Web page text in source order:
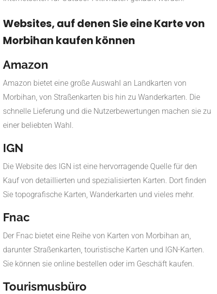
Websites, auf denen Sie eine Karte von
Morbihan kaufen können
Amazon
Amazon bietet eine große Auswahl an Landkarten von
Morbihan, von Straßenkarten bis hin zu Wanderkarten. Die
schnelle Lieferung und die Nutzerbewertungen machen sie zu
einer beliebten Wahl.
IGN
Die Website des IGN ist eine hervorragende Quelle für den
Kauf von detaillierten und spezialisierten Karten. Dort finden
Sie topografische Karten, Wanderkarten und vieles mehr.
Fnac
Der Fnac bietet eine Reihe von Karten von Morbihan an,
darunter Straßenkarten, touristische Karten und IGN-Karten.
Sie können sie online bestellen oder im Geschäft kaufen.
Tourismusbüro